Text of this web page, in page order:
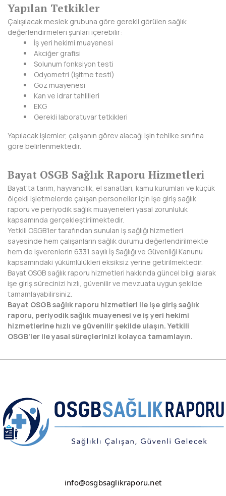
KAYSERİ
KIRIKKALE
KIRKLARELİ
KIRŞEHİR
KOCAELİ
KONYA
KÜTAHYA
MANİSA
MARDİN
MERSİN
MUĞLA
MUŞ
NEVŞEHİR
NİĞDE
ORDU
SAMSUN
SİİRT
Yapılan Tetkikler
Çalışılacak meslek grubuna göre gerekli görülen sağlık
değerlendirmeleri şunları içerebilir:
İş yeri hekimi muayenesi
Akciğer grafisi
Solunum fonksiyon testi
Odyometri (işitme testi)
Göz muayenesi
Kan ve idrar tahlilleri
EKG
Gerekli laboratuvar tetkikleri
Yapılacak işlemler, çalışanın görev alacağı işin tehlike sınıfına
göre belirlenmektedir.
Bayat OSGB Sağlık Raporu Hizmetleri
Bayat'ta tarım, hayvancılık, el sanatları, kamu kurumları ve küçük
ölçekli işletmelerde çalışan personeller için işe giriş sağlık
raporu ve periyodik sağlık muayeneleri yasal zorunluluk
kapsamında gerçekleştirilmektedir.
Yetkili OSGB'ler tarafından sunulan iş sağlığı hizmetleri
sayesinde hem çalışanların sağlık durumu değerlendirilmekte
hem de işverenlerin 6331 sayılı İş Sağlığı ve Güvenliği Kanunu
kapsamındaki yükümlülükleri eksiksiz yerine getirilmektedir.
Bayat OSGB sağlık raporu hizmetleri hakkında güncel bilgi alarak
işe giriş sürecinizi hızlı, güvenilir ve mevzuata uygun şekilde
tamamlayabilirsiniz.
Bayat OSGB sağlık raporu hizmetleri ile işe giriş sağlık
raporu, periyodik sağlık muayenesi ve iş yeri hekimi
hizmetlerine hızlı ve güvenilir şekilde ulaşın. Yetkili
OSGB'ler ile yasal süreçlerinizi kolayca tamamlayın.
info@osgbsaglikraporu.net